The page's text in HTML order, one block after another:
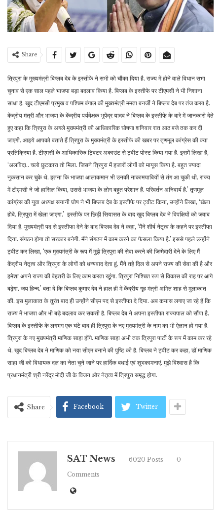
Share
त्रिपुरा के मुख्यमंत्री बिप्लब देब के इस्तीफे ने सभी को चौंका दिया है. राज्य में होने वाले विधान सभा
चुनाव से एक साल पहले भाजपा बड़ा बदलाव किया है. बिप्लब के इस्तीफे पर टीएमसी ने भी निशाना
साधा है. खुद टीएमसी प्रमुख व पश्चिम बंगाल की मुख्यमंत्री ममता बनर्जी ने बिप्लब देब पर तंज कसा है.
केंद्रीय मंत्री और भाजपा के केंद्रीय पर्यवेक्षक भूपेंद्र यादव ने बिप्लब के इस्तीफे के बारे में जानकारी देते
हुए कहा कि त्रिपुरा के अगले मुख्यमंत्री की आधिकारिक घोषणा शनिवार रात आठ बजे तक कर दी
जाएगी. आइये आपको बताते हैं त्रिपुरा के मुख्यमंत्री के इस्तीफे की खबर पर तृणमूल कांग्रेस की क्या
प्रतिक्रिया है. टीएमसी के आधिकारिक ट्विटर अकाउंट से ट्वीट पोस्ट किया गया है. इसमें लिखा है,
‘अलविदा.. चलो छुटकारा तो मिला. जिसने त्रिपुरा में हजारों लोगों को मायूस किया है. बहुत ज्यादा
नुकसान कर चुके थे. इतना कि भाजपा आलाकमान भी उनकी नाकामयाबियों से तंग आ चुकी थी. राज्य
में टीएमसी ने जो हासिल किया, उससे भाजपा के लोग बहुत परेशान हैं. परिवर्तन अनिवार्य है.’ तृणमूल
कांग्रेस की युवा अध्यक्ष सयानी घोष ने भी बिप्लब देब के इस्तीफे पर ट्वीट किया, उन्होंने लिखा, ‘खेला
होबे. त्रिपुरा में खेला जाएगा.’ इस्तीफे पर छिड़ी सियासत के बाद खुद बिप्लब देब ने विपक्षियों को जवाब
दिया है. मुख्यमंत्री पद से इस्तीफा देने के बाद बिप्लब देव ने कहा, ‘मैंने शीर्ष नेतृत्व के कहने पर इस्तीफा
दिया. संगठन होगा तो सरकार बनेगी. मैंने संगठन में काम करने का फैसला किया है.’ इससे पहले उन्होंने
ट्वीट कर लिखा, ‘एक मुख्यमंत्री के रूप में मुझे त्रिपुरा की सेवा करने की जिम्मेदारी देने के लिए मैं
केंद्रीय नेतृत्व और त्रिपुरा के लोगों को धन्यवाद देता हूं. मैंने तहे दिल से अपने राज्य की सेवा की है और
हमेशा अपने राज्य की बेहतरी के लिए काम करता रहूंगा. त्रिपुरा निश्चित रूप से विकास की राह पर आगे
बढ़ेगा. जय हिन्द.’ बता दें कि बिप्लब कुमार देब ने हाल ही में केंद्रीय गृह मंत्री अमित शाह से मुलाकात
की. इस मुलाकात के तुरंत बाद ही उन्होंने सीएम पद से इस्तीफा दे दिया. अब कयास लगाए जा रहे हैं कि
राज्य में भाजपा और भी बड़े बदलाव कर सकती है. बिप्लब देब ने अपना इस्तीफा राज्यपाल को सौंपा है.
बिप्लब के इस्तीफे के लगभग एक घंटे बाद ही त्रिपुरा के नए मुख्यमंत्री के नाम का भी ऐलान हो गया है.
त्रिपुरा के नए मुख्यमंत्री माणिक साहा होंगे. माणिक साहा अभी तक त्रिपुरा पार्टी के रूप में काम कर रहे
थे. खुद बिप्लब देब ने माणिक को नया सीएम बनाने की पुष्टि की है. बिप्लब ने ट्वीट कर कहा, डॉ माणिक
साहा जी को विधायक दल का नेता चुने जाने पर हार्दिक बधाई एवं शुभकामनाएं. मुझे विश्वास है कि
प्रधानमंत्री श्री नरेंद्र मोदी जी के विजन और नेतृत्व में त्रिपुरा समृद्ध होगा.
Share Facebook Twitter
SAT News 6020 Posts
0
Comments